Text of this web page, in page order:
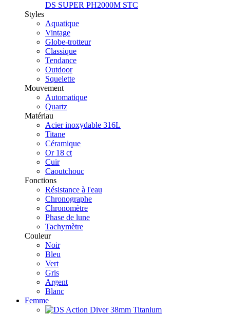
DS SUPER PH2000M STC
Styles
Aquatique
Vintage
Globe-trotteur
Classique
Tendance
Outdoor
Squelette
Mouvement
Automatique
Quartz
Matériau
Acier inoxydable 316L
Titane
Céramique
Or 18 ct
Cuir
Caoutchouc
Fonctions
Résistance à l'eau
Chronographe
Chronomètre
Phase de lune
Tachymètre
Couleur
Noir
Bleu
Vert
Gris
Argent
Blanc
Femme